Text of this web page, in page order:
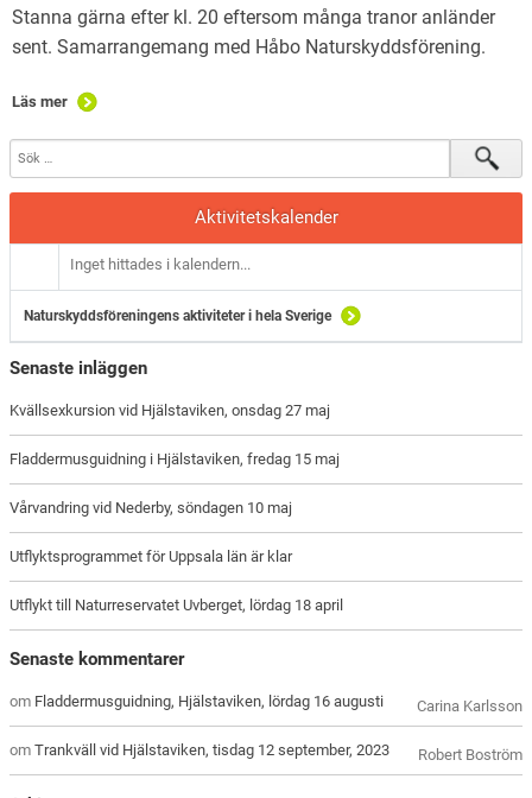
Stanna gärna efter kl. 20 eftersom många tranor anländer
sent. Samarrangemang med Håbo Naturskyddsförening.
Läs mer
Aktivitetskalender
Inget hittades i kalendern...
Naturskyddsföreningens aktiviteter i hela Sverige
Senaste inläggen
Kvällsexkursion vid Hjälstaviken, onsdag 27 maj
Fladdermusguidning i Hjälstaviken, fredag 15 maj
Vårvandring vid Nederby, söndagen 10 maj
Utflyktsprogrammet för Uppsala län är klar
Utflykt till Naturreservatet Uvberget, lördag 18 april
Senaste kommentarer
Carina Karlsson
om Fladdermusguidning, Hjälstaviken, lördag 16 augusti
Robert Boström
omTrankväll vid Hjälstaviken, tisdag 12 september, 2023